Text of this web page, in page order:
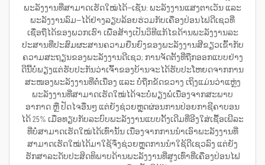
ພະລັງງານທີ່ສາມາດເຮັດໃໝ່ໄດ້—ເຊັ່ນ: ພະລັງງານແສງຕາເວັນ ແລະ
ພະລັງງານລົມ—ໄດ້ຢ່າງລຽບລ້ອຍຮ່ວມກັບເຄື່ອງປ່ອນໄຟດີເຊວທີ່
ເຊື່ອຖືໄດ້ຂອງພວກເຮົາ ເພື່ອສ້າງເປັນວິທີແກ້ໄຂດ້ານພະລັງງານລະ
ປະສານທີ່ປະສົມຜະສານຄວາມຍືນຍົງຂອງພະລັງງານສີຂຽວເຂົ້າກັບ
ຄວາມສະຖຽນຂອງພະລັງງານດີເຊວ; ການຈັດຕັ້ງທີ່ຖືກອອກແບບຢ່າງ
ດີນີ້ບໍ່ພຽງແຕ່ຮັບປະກັນວ່າເຈົ້າຂອງບ້ານຈະໄດ້ຮັບປະໂຫຍດຈາກການ
ສະໜອງພະລັງງານທີ່ຕໍ່ເນື່ອງ ແລະ ບໍ່ຖືກຂັດຂວາງ ເຖິງແມ່ນວ່າແຫຼ່ງ
ພະລັງງານທີ່ສາມາດເຮັດໃໝ່ໄດ້ຈະບໍ່ພຽງພໍເນື່ອງຈາກສະພາບ
ອາກາດ ຫຼື ປັດໄຈອື່ນໆ ແຕ່ຍັງຊ່ວຍຫຼຸດຜ່ອນການປ່ອຍກາຊີຄາບອນ
ໄດ້ 25% ເມື່ອທຽບກັບລະບົບພະລັງງານແບບດັ້ງເດີມທີ່ອີງໃສ່ເຊື້ອເພີລະ
ທີ່ບໍ່ສາມາດເຮັດໃໝ່ໄດ້ເທົ່ານັ້ນ ເນື່ອງຈາກການນຳເອົາພະລັງງານທີ່
ສາມາດເຮັດໃໝ່ໄດ້ມາໃຊ້ຈຶ່ງຊ່ວຍຫຼຸດການນຳໃຊ້ດີເຊວລົງ ແຕ່ຍັງ
ຮັກສາລະດັບປະສິດທິພາບດ້ານພະລັງງານທີ່ສູງເທົ່າທີ່ເຄື່ອງປ່ອນໄຟ